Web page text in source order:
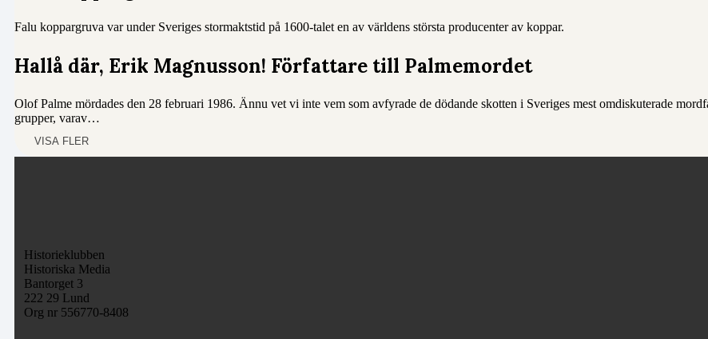
Falu koppargruva var under Sveriges stormaktstid på 1600-talet en av världens största producenter av koppar.
Hallå där, Erik Magnusson! Författare till Palmemordet
Olof Palme mördades den 28 februari 1986. Ännu vet vi inte vem som avfyrade de dödande skotten i Sveriges mest omdiskuterade
grupper, varav…
VISA FLER
Historieklubben
Historiska Media
Bantorget 3
222 29 Lund
Org nr 556770-8408